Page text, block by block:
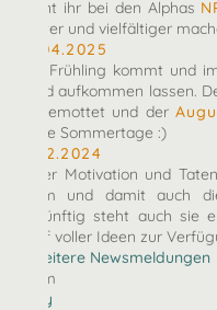
könnt ihr bei den Alphas
bunter und vielfältiger
27.04.2025
Der Frühling kommt und
Wind aufkommen lassen.
eingemottet und der
heiße Sommertage :)
07.12.2024
Voller Motivation und
Team und damit auch
Zukünftig steht auch sie
Kopf voller Ideen zur
» Weitere Newsmeldungen
Team
arby